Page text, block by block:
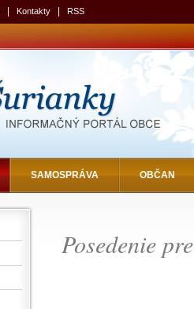
Kontakty RSS
SAMOSPRÁVA OBČAN
Posedenie